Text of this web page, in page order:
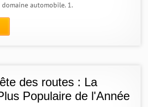
automobile. 1.
des routes : La
Populaire de l'Année